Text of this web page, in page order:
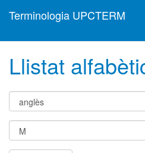
Terminologia UPCTERM
Llistat